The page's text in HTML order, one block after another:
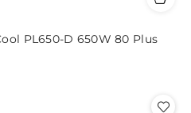
PL650-D 650W 80 Plus